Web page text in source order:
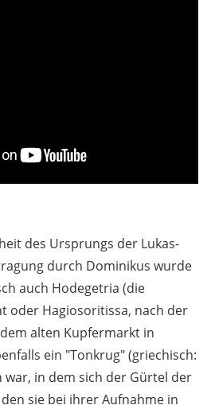
des Ursprungs der Lukas-
durch Dominikus wurde
auch Hodegetria (die
oder Hagiosoritissa, nach der
alten Kupfermarkt in
ein "Tonkrug" (griechisch:
in dem sich der Gürtel der
sie bei ihrer Aufnahme in